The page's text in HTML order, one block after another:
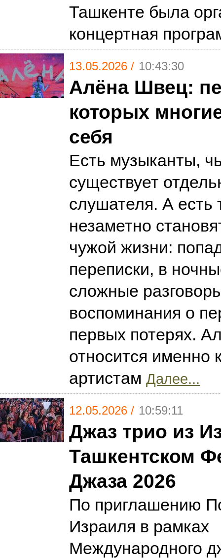
Ташкенте была
концертная
13.05.2026 / 10:43:30
Алёна Швец:
которых
себя
Есть музыканты,
существует
слушателя. А есть
незаметно
чужой жизни:
переписки, в
сложные
воспоминания о
первых потерях.
относится именно
артистам Далее...
12.05.2026 / 10:59:11
Джаз трио из
Ташкентском
Джаза 2026
По приглашению
Израиля в рамках
Международного